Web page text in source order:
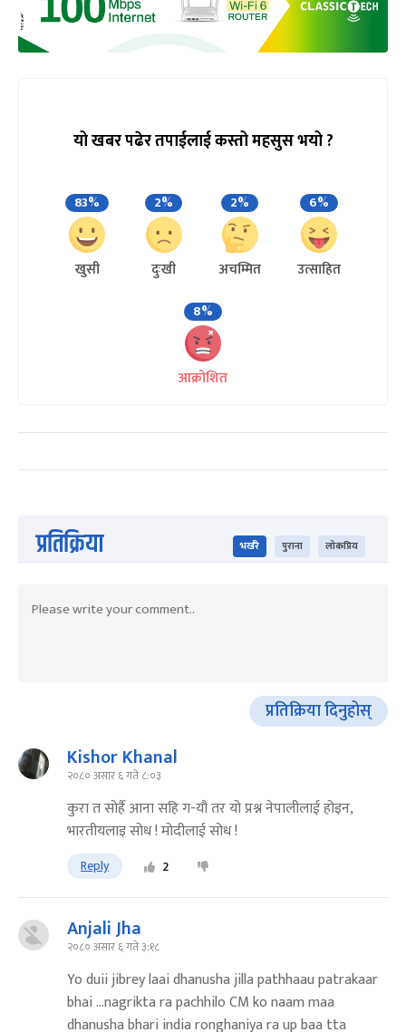
यो खबर पढेर तपाईलाई कस्तो महसुस भयो ?
83%
खुसी
2%
दुःखी
2%
अचम्मित
6%
उत्साहित
8%
आक्रोशित
प्रतिक्रिया भर्खरै पुराना लोकप्रिय
प्रतिक्रिया दिनुहोस्
Kishor Khanal
२०८० असार ६ गते ८:०३
कुरा त सोर्है आना सहि ग-यौ तर यो प्रश्न नेपालीलाई होइन,
भारतीयलाइ सोध ! मोदीलाई सोध !
Reply 2
Anjali Jha
२०८० असार ६ गते ३:१८
Yo duii jibrey laai dhanusha jilla pathhaau patrakaar
bhai ...nagrikta ra pachhilo CM ko naam maa
dhanusha bhari india ronghaniya ra up baa tta